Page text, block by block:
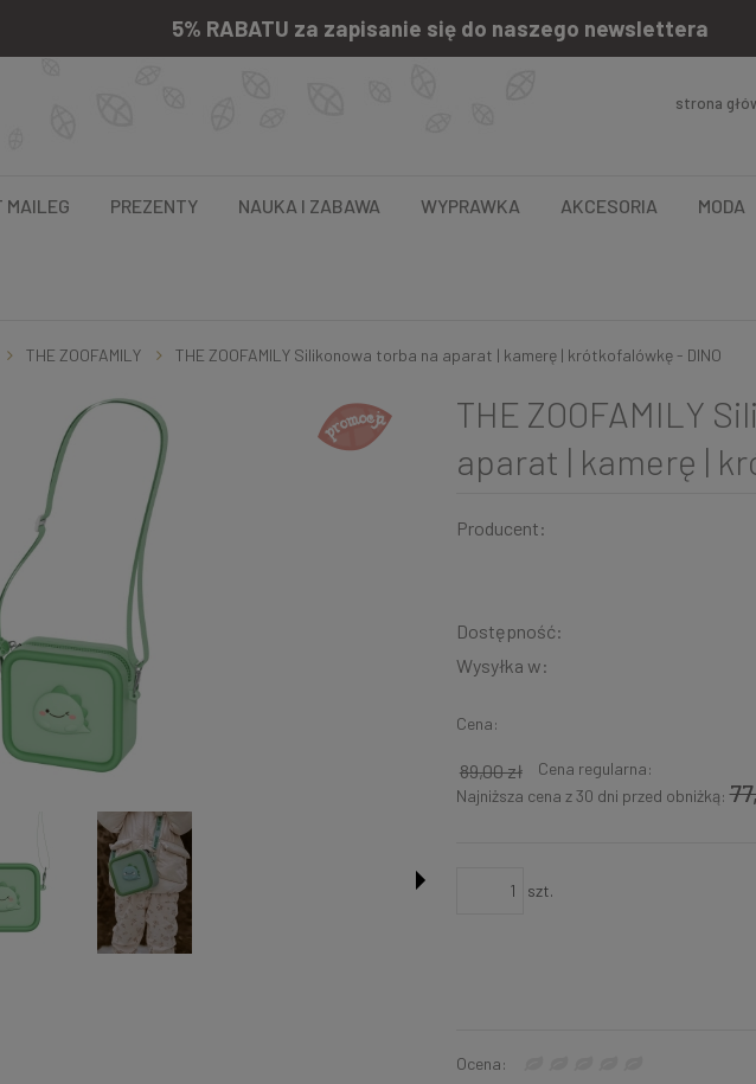
5% RABATU za zapisanie się do naszego newslettera
strona
MAILEG PREZENTY NAUKA I ZABAWA WYPRAWKA AKCESORIA MODA
THE ZOOFAMILY THE ZOOFAMILY Silikonowa torba na aparat | kamerę | krótkofalówkę - DINO
THE ZOOFAMILY
aparat | kamerę |
Producent:
Dostępność:
Wysyłka w:
Cena:
Cena regularna:
89,00 zł
Najniższa cena z 30 dni przed obniżką:
szt.
Ocena: